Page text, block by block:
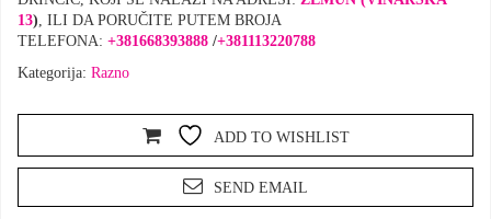
13) , ILI DA PORUČITE PUTEM BROJA
TELEFONA: +381668393888 /+381113220788
Kategorija: Razno
ADD TO WISHLIST
SEND EMAIL